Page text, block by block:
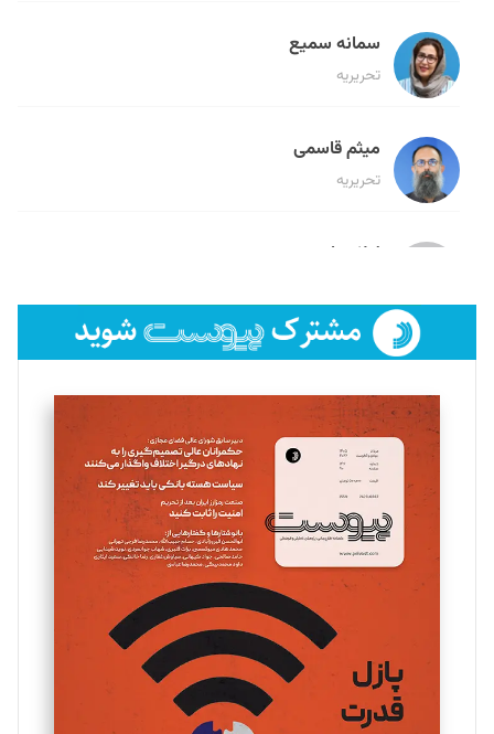
سمانه سمیع
تحریریه
میثم قاسمی
تحریریه
لیلا حنارود
فائزه فتحی رستمی
تحریریه
سروش کرمیان
تحریریه
مینا پاکدل
یسنا امان‌پور
تحریریه